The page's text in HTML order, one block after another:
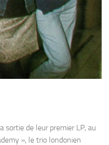
sortie de leur premier LP, au
», le trio londonien